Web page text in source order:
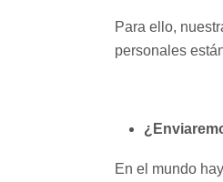
Para ello,
personales
En el mundo